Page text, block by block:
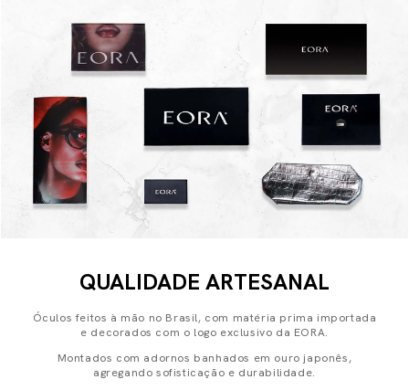
QUALIDADE ARTESANAL
Óculos feitos à mão no Brasil, com matéria prima importada
e decorados com o logo exclusivo da EORA.
Montados com adornos banhados em ouro japonês,
agregando sofisticação e durabilidade.